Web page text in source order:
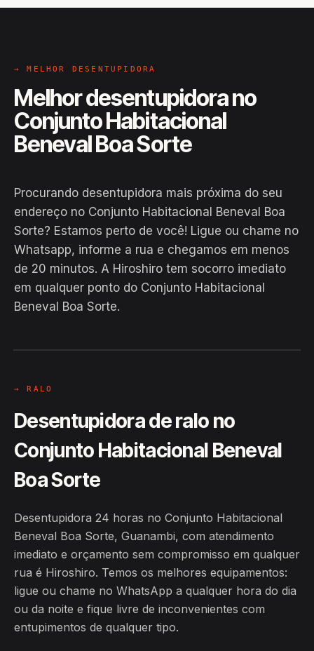
→ MELHOR DESENTUPIDORA
Melhor desentupidora no
Conjunto Habitacional
Beneval Boa Sorte
Procurando desentupidora mais próxima do seu
endereço no Conjunto Habitacional Beneval Boa
Sorte? Estamos perto de você! Ligue ou chame no
Whatsapp, informe a rua e chegamos em menos
de 20 minutos. A Hiroshiro tem socorro imediato
em qualquer ponto do Conjunto Habitacional
Beneval Boa Sorte.
EM CAMPO
Hiroshiro · Conjunto Habitacional
→ RALO
Desentupidora de ralo no
Conjunto Habitacional Beneval
Boa Sorte
Desentupidora 24 horas no Conjunto Habitacional
Beneval Boa Sorte, Guanambi, com atendimento
imediato e orçamento sem compromisso em qualquer
rua é Hiroshiro. Temos os melhores equipamentos:
ligue ou chame no WhatsApp a qualquer hora do dia
ou da noite e fique livre de inconvenientes com
entupimentos de qualquer tipo.